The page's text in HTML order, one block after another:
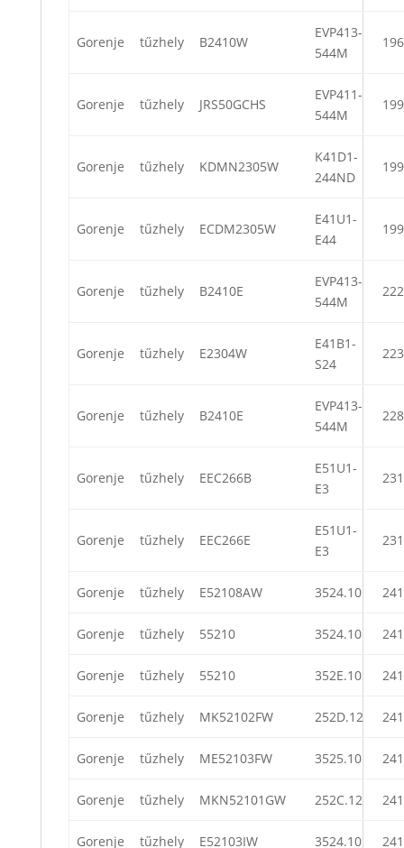
Gorenje tűzhely B2410W
EVP413-
544M
Gorenje tűzhely JRS50GCHS
EVP411-
544M
Gorenje tűzhely KDMN2305W
K41D1-
244ND
Gorenje tűzhely ECDM2305W
E41U1-
E44
Gorenje tűzhely B2410E
EVP413-
544M
Gorenje tűzhely E2304W
E41B1-
S24
Gorenje tűzhely B2410E
EVP413-
544M
Gorenje tűzhely EEC266B
E51U1-
E3
Gorenje tűzhely EEC266E
E51U1-
E3
Gorenje tűzhely E52108AW 3524.10
Gorenje tűzhely 55210 3524.10
Gorenje tűzhely 55210 352E.10
Gorenje tűzhely MK52102FW 252D.12
Gorenje tűzhely ME52103FW 3525.10
Gorenje tűzhely MKN52101GW 252C.12
Gorenje tűzhely E52103IW 3524.10